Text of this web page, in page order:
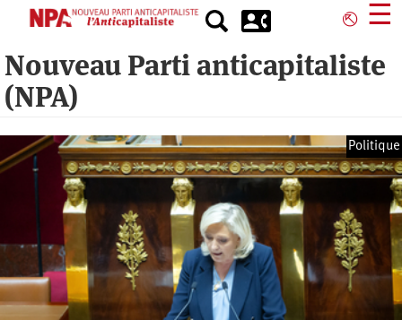
principal
⎋ ☰
Nouveau Parti anticapitaliste
(NPA)
Politique